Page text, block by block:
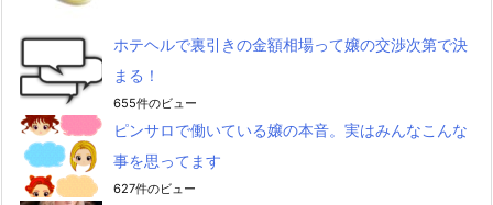
ホテヘルで裏引きの金額相場って嬢の交渉次第で決
まる！
655件のビュー
ピンサロで働いている嬢の本音。実はみんなこんな
事を思ってます
627件のビュー